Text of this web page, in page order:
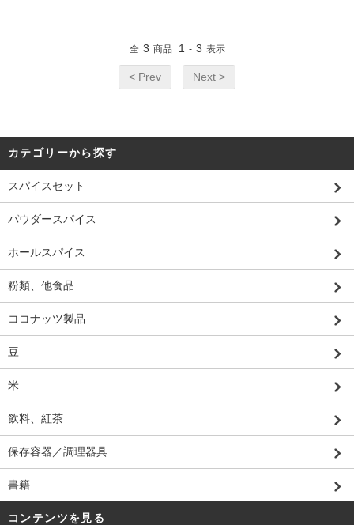
全 3 商品 1 - 3 表示
< Prev Next >
カテゴリーから探す
スパイスセット
パウダースパイス
ホールスパイス
粉類、他食品
ココナッツ製品
豆
米
飲料、紅茶
保存容器／調理器具
書籍
コンテンツを見る